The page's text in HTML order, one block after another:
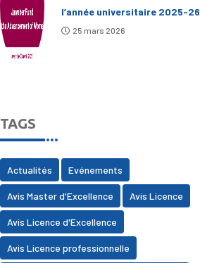
l’année universitaire 2025-26
25 mars 2026
TAGS
Actualités Evénements
Avis Master d'Excellence Avis Licence
Avis Licence d'Excellence
Avis Licence professionnelle